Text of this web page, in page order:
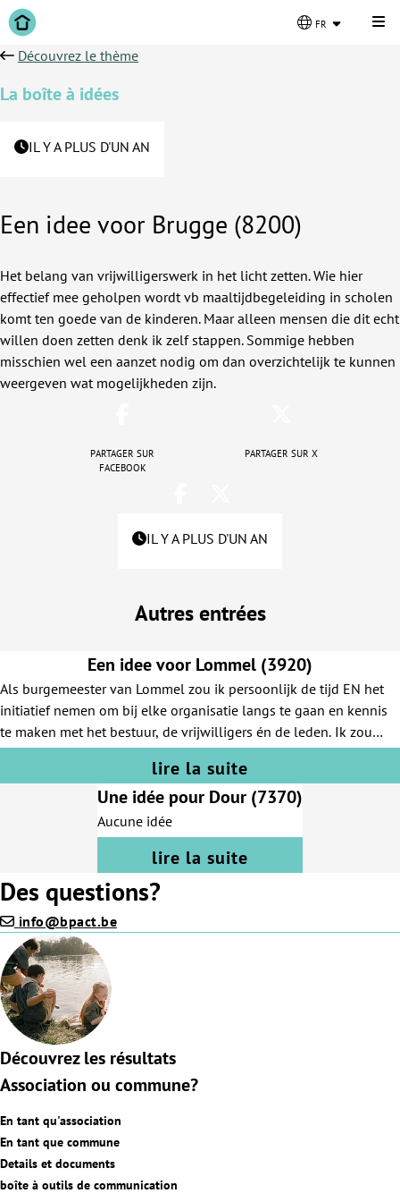
fr
Découvrez le thème
La boîte à idées
IL Y A PLUS D'UN AN
Een idee voor Brugge (8200)
Het belang van vrijwilligerswerk in het licht zetten. Wie hier
effectief mee geholpen wordt vb maaltijdbegeleiding in scholen
komt ten goede van de kinderen. Maar alleen mensen die dit echt
willen doen zetten denk ik zelf stappen. Sommige hebben
misschien wel een aanzet nodig om dan overzichtelijk te kunnen
weergeven wat mogelijkheden zijn.
Partager sur
Facebook
Partager sur X
IL Y A PLUS D'UN AN
Autres entrées
Een idee voor Lommel (3920)
Als burgemeester van Lommel zou ik persoonlijk de tijd EN het
initiatief nemen om bij elke organisatie langs te gaan en kennis
te maken met het bestuur, de vrijwilligers én de leden. Ik zou
luisteren naar wie ze zijn, wat ze doen en wat hun noden en
uitdagingen zijn. Vervolgens zou ik gericht vragen hoe de
gemeente hen kan ondersteunen om bestaande initiatieven
verder te versterken, ernaar luisteren EN ermee aan de slag gaan.
Er is al ontzettend veel gaande in Lommel. Het is belangrijk om
deze initiatieven te waarderen, ondersteunen en zichtbaar te
maken, zodat ze verder kunnen groeien en meer mensen
inspireren om zich te engageren.
lire la suite
Une idée pour Dour (7370)
Aucune idée
lire la suite
Des questions?
info@bpact.be
Découvrez les résultats
Association ou commune?
En tant qu'association
En tant que commune
Details et documents
boîte à outils de communication